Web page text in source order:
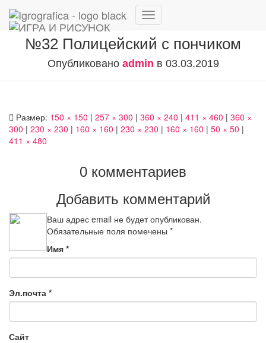
Переключить
навигацию
№32 Полицейский с пончиком
Опубликовано admin в 03.03.2019
Размер: 150 × 150 | 257 × 300 | 360 × 240 | 411 × 460 | 360 ×
300 | 230 × 230 | 160 × 160 | 230 × 230 | 160 × 160 | 50 × 50 |
411 × 480
0 комментариев
Добавить комментарий
Ваш адрес email не будет опубликован.
Обязательные поля помечены *
Имя *
Эл.почта *
Сайт